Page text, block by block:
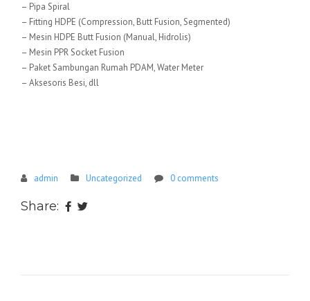
– Pipa Spiral
– Fitting HDPE (Compression, Butt Fusion, Segmented)
– Mesin HDPE Butt Fusion (Manual, Hidrolis)
– Mesin PPR Socket Fusion
– Paket Sambungan Rumah PDAM, Water Meter
– Aksesoris Besi, dll
admin Uncategorized 0 comments
Share: